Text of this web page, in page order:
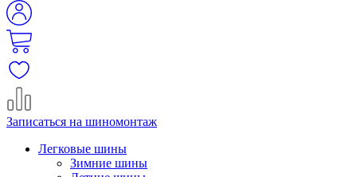
Записаться на шиномонтаж
Легковые шины
Зимние шины